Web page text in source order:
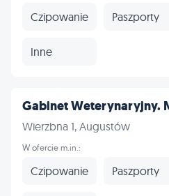
Czipowanie Paszporty
Inne
Gabinet Weterynaryjny.
Wierzbna 1, Augustów
W ofercie m.in.:
Czipowanie Paszporty